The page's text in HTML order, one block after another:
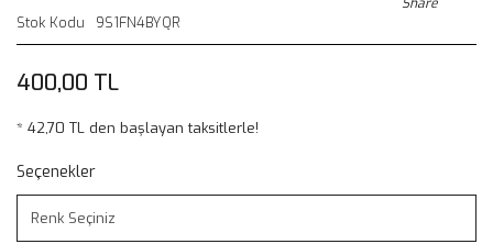
Stok Kodu 9S1FN4BYQR
400,00 TL
* 42,70 TL den başlayan taksitlerle!
Seçenekler